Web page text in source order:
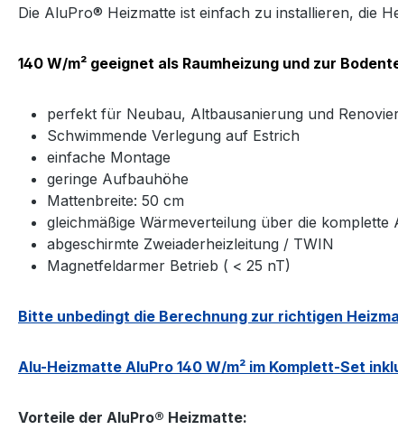
Die AluPro® Heizmatte ist einfach zu installieren, die
140 W/m² geeignet als Raumheizung und zur
perfekt für Neubau, Altbausanierung und
Schwimmende Verlegung auf Estrich
einfache Montage
geringe Aufbauhöhe
Mattenbreite: 50 cm
gleichmäßige Wärmeverteilung über die komplette
abgeschirmte Zweiaderheizleitung / TWIN
Magnetfeldarmer Betrieb ( < 25 nT)
Bitte unbedingt die Berechnung zur richtigen
Alu-Heizmatte AluPro 140 W/m² im Komplett-Set
Vorteile der AluPro® Heizmatte: